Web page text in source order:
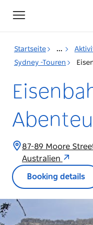
Toggle
navigation
Startseite ...
Sydney -Touren
87-89 Moore
Australien
Booking details